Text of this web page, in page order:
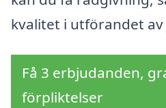
kvalitet i utförandet
Få 3 erbjudanden,
förpliktelser